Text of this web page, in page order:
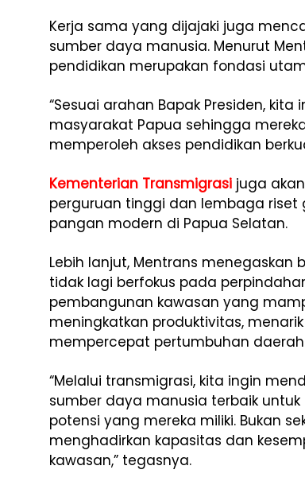
Kerja sama yang dijajaki juga
sumber daya manusia. Menurut
pendidikan merupakan fondasi
“Sesuai arahan Bapak Presiden,
masyarakat Papua sehingga
memperoleh akses pendidikan
Kementerian Transmigrasi juga
perguruan tinggi dan lembaga
pangan modern di Papua Selatan.
Lebih lanjut, Mentrans
tidak lagi berfokus pada
pembangunan kawasan yang
meningkatkan produktivitas,
mempercepat pertumbuhan
“Melalui transmigrasi, kita ingin
sumber daya manusia terbaik
potensi yang mereka miliki. Bukan
menghadirkan kapasitas dan
kawasan,” tegasnya.